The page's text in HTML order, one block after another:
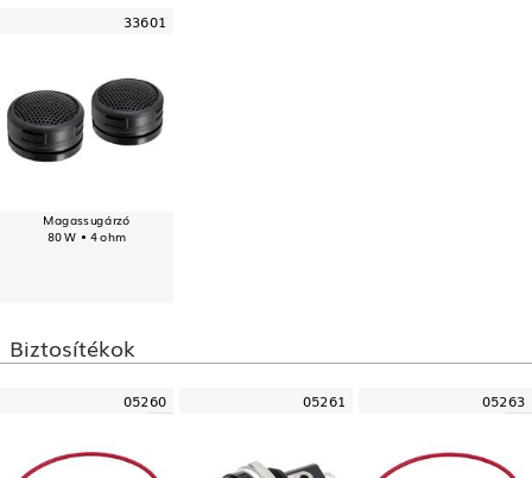
33601
Magassugárzó
80 W • 4 ohm
Biztosítékok
05260 05261 05263